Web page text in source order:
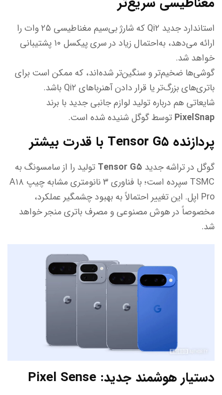
استاندارد جدید Qi۲ که شارژ بی‌سیم مغناطیسی ۲۵ وات را
ارائه می‌دهد، به‌احتمال زیاد در سری پیکسل ۱۰ پشتیبانی
خواهد شد.
گوشی‌ها ضخیم‌تر و سنگین‌تر شده‌اند، که ممکن است برای
باتری‌های بزرگ‌تر یا قرار دادن آهنرباهای Qi۲ باشد.
شایعاتی هم درباره تولید لوازم جانبی جدید با برند
PixelSnap توسط گوگل شنیده شده است.
پردازنده Tensor G۵ با قدرت بیشتر
گوگل در تراشه جدید Tensor G۵ تولید را از سامسونگ به
TSMC سپرده است؛ با فناوری ۳ نانومتری مشابه چیپ A۱۸
Pro اپل. این تغییر احتمالاً به بهبود چشمگیر عملکرد،
مخصوصاً در هوش مصنوعی و مصرف باتری منجر خواهد
شد.
دستیار هوشمند جدید: Pixel Sense